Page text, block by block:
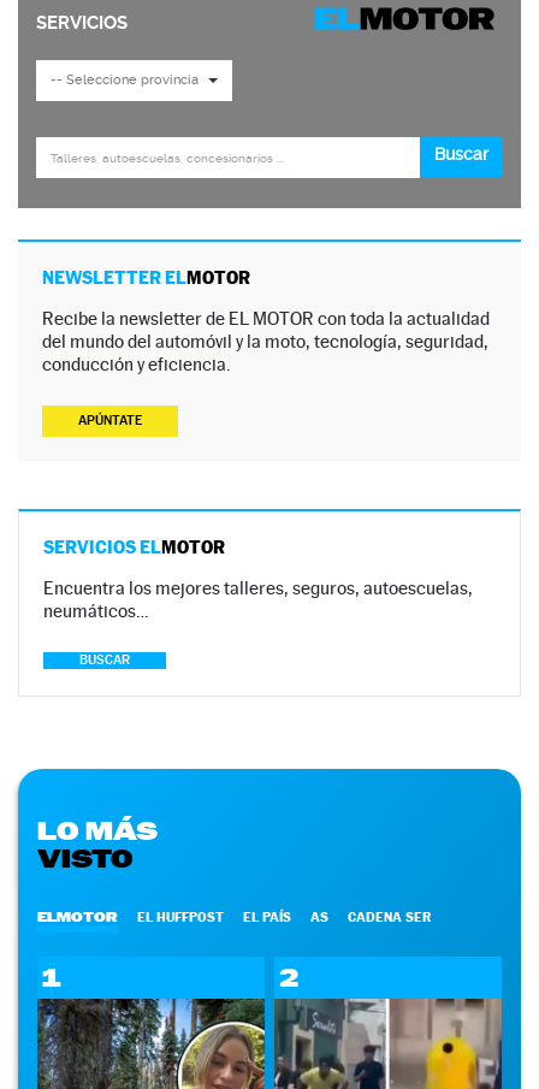
NEWSLETTER ELMOTOR
Recibe la newsletter de EL MOTOR con toda la actualidad
del mundo del automóvil y la moto, tecnología, seguridad,
conducción y eficiencia.
APÚNTATE
SERVICIOS ELMOTOR
Encuentra los mejores talleres, seguros, autoescuelas,
neumáticos…
BUSCAR
LO MÁS
VISTO
ELMOTOR EL HUFFPOST EL PAÍS AS CADENA SER
1 2